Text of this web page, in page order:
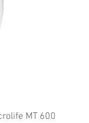
MT 600